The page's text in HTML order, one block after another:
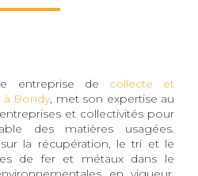
entreprise de collecte et
à Bondy, met son expertise au
et collectivités pour
des matières usagées.
la récupération, le tri et le
de fer et métaux dans le